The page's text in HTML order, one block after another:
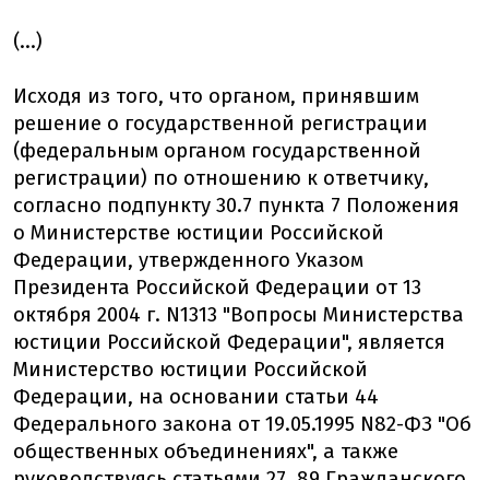
(...)
Исходя из того, что органом, принявшим
решение о государственной регистрации
(федеральным органом государственной
регистрации) по отношению к ответчику,
согласно подпункту 30.7 пункта 7 Положения
о Министерстве юстиции Российской
Федерации, утвержденного Указом
Президента Российской Федерации от 13
октября 2004 г. N1313 "Вопросы Министерства
юстиции Российской Федерации", является
Министерство юстиции Российской
Федерации, на основании статьи 44
Федерального закона от 19.05.1995 N82-ФЗ "Об
общественных объединениях", а также